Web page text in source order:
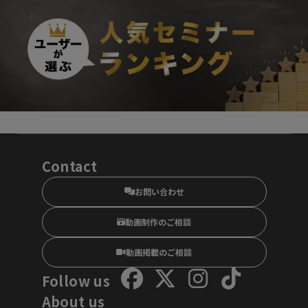
Contact
お問い合わせ
動画制作のご相談
動画掲載のご相談
Follow us
About us